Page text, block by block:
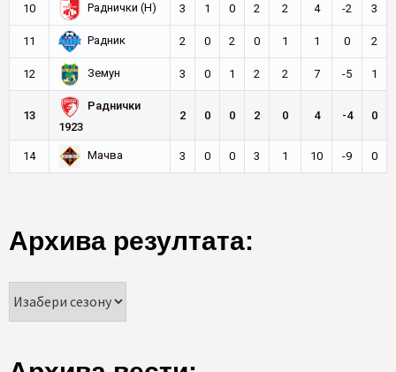
10 Раднички (Н) 3 1 0 2 2 4 -2 3
11 Радник 2 0 2 0 1 1 0 2
12 Земун 3 0 1 2 2 7 -5 1
13
Раднички
1923
2 0 0 2 0 4 -4 0
14 Мачва 3 0 0 3 1 10 -9 0
Архива резултата: